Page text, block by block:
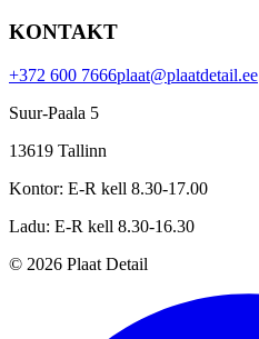
KONTAKT
+372 600 7666plaat@plaatdetail.ee
Suur-Paala 5
13619 Tallinn
Kontor: E-R kell 8.30-17.00
Ladu: E-R kell 8.30-16.30
© 2026 Plaat Detail